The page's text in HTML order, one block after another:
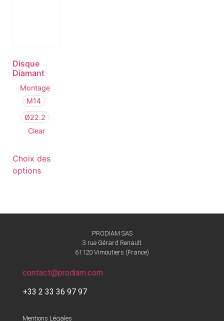
Disque
Diamant
Montage
M14
Ø22.2
Clear
Choix des
options
PRODIAM SAS
3 rue Gérard Renault
61120 Vimoutiers (France)
contact@prodiam.com
+33 2 33 36 97 97
Mentions Légales